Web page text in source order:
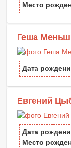
Место
Геша
Дата
Евгений
Дата
Место